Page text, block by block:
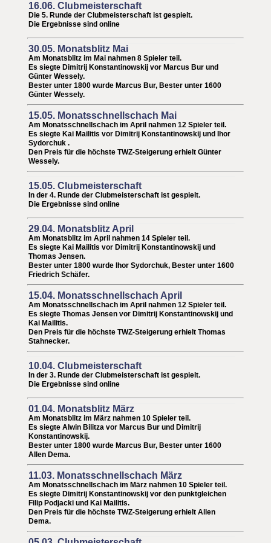
16.06. Clubmeisterschaft
Die 5. Runde der Clubmeisterschaft ist gespielt.
Die Ergebnisse sind online
30.05. Monatsblitz Mai
Am Monatsblitz im Mai nahmen 8 Spieler teil.
Es siegte Dimitrij Konstantinowskij vor Marcus Bur und
Günter Wessely.
Bester unter 1800 wurde Marcus Bur,Bester unter 1600
Günter Wessely.
15.05. Monatsschnellschach Mai
Am Monatsschnellschach im April nahmen 12 Spieler teil.
Es siegte Kai Mailitis vor Dimitrij Konstantinowskijund Ihor
Sydorchuk .
Den Preis für die höchste TWZ-Steigerung erhielt Günter
Wessely.
15.05. Clubmeisterschaft
In der 4. Runde der Clubmeisterschaft ist gespielt.
Die Ergebnisse sind online
29.04. Monatsblitz April
Am Monatsblitz im April nahmen 14 Spieler teil.
Es siegte Kai Mailitis vor Dimitrij Konstantinowskij und
Thomas Jensen.
Bester unter 1800 wurde Ihor Sydorchuk,Bester unter 1600
Friedrich Schäfer.
15.04. Monatsschnellschach April
Am Monatsschnellschach im April nahmen 12 Spieler teil.
Es siegte Thomas Jensen vor Dimitrij Konstantinowskijund
Kai Mailitis.
Den Preis für die höchste TWZ-Steigerung erhielt Thomas
Stahnecker.
10.04. Clubmeisterschaft
In der 3. Runde der Clubmeisterschaft ist gespielt.
Die Ergebnisse sind online
01.04. Monatsblitz März
Am Monatsblitz im März nahmen 10 Spieler teil.
Es siegte Alwin Bilitza vor Marcus Bur und Dimitrij
Konstantinowskij.
Bester unter 1800 wurde Marcus Bur,Bester unter 1600
Allen Dema.
11.03. Monatsschnellschach März
Am Monatsschnellschach im März nahmen 10 Spieler teil.
Es siegte Dimitrij Konstantinowskijvor den punktgleichen
Filip Podjacki und Kai Mailitis.
Den Preis für die höchste TWZ-Steigerung erhielt Allen
Dema.